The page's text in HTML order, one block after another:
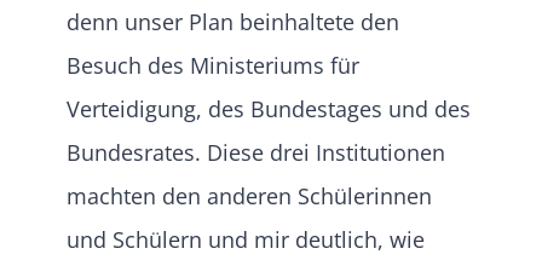
denn unser Plan beinhaltete den
Besuch des Ministeriums für
Verteidigung, des Bundestages und des
Bundesrates. Diese drei Institutionen
machten den anderen Schülerinnen
und Schülern und mir deutlich, wie